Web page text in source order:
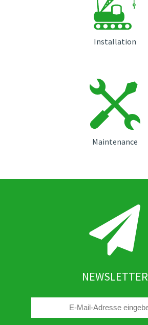
Installation
Maintenance
NEWSLETTER